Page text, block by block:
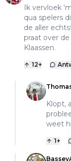
Ik vervloek
qua spelers
de aller
praat over
Klaassen.
12+
Klopt,
weet
1+